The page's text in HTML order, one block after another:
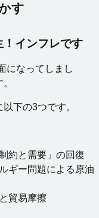
す
！インフレです
になってしまし
下の3つです。
約と需要」の回復
ギー問題による原油
貿易摩擦